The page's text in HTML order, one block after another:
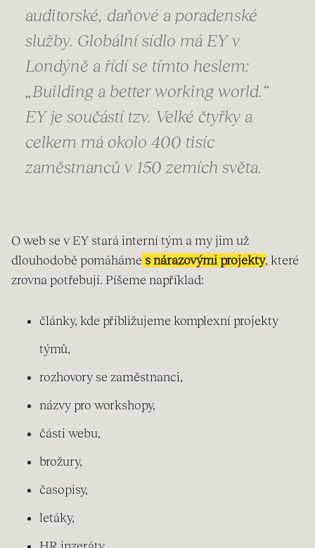
auditorské, daňové a poradenské
služby. Globální sídlo má EY v
Londýně a řídí se tímto heslem:
„Building a better working world.“
EY je součástí tzv. Velké čtyřky a
celkem má okolo 400 tisíc
zaměstnanců v 150 zemích světa.
O web se v EY stará interní tým a my jim už
dlouhodobě pomáháme s nárazovými projekty, které
zrovna potřebují. Píšeme například:
články, kde přibližujeme komplexní projekty
týmů,
rozhovory se zaměstnanci,
názvy pro workshopy,
části webu,
brožury,
časopisy,
letáky,